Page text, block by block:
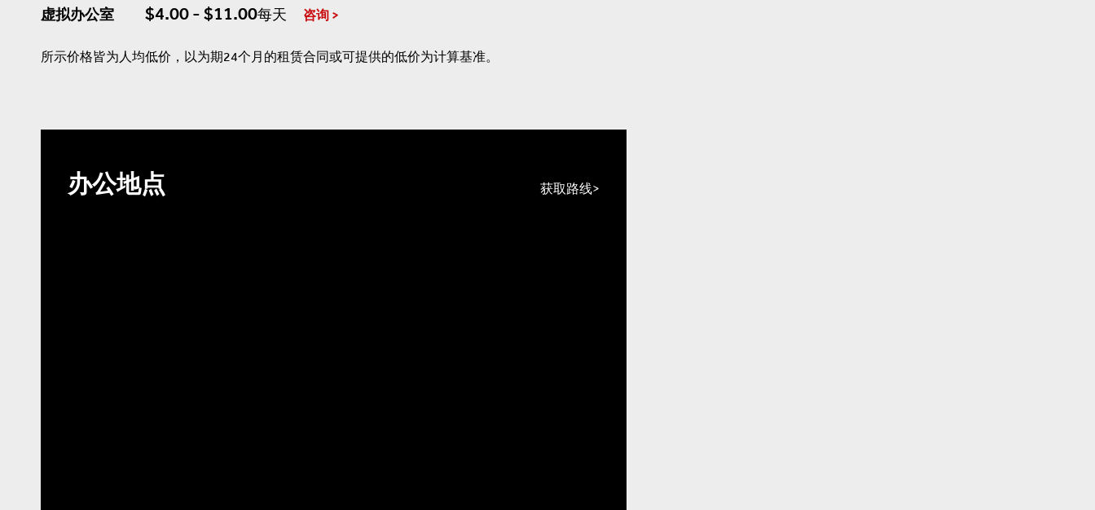
虚拟办公室 $4.00 - $11.00每天 咨询
所示价格皆为人均低价，以为期24个月的租赁合同或可提供的低价为计算基准。
办公地点 获取路线